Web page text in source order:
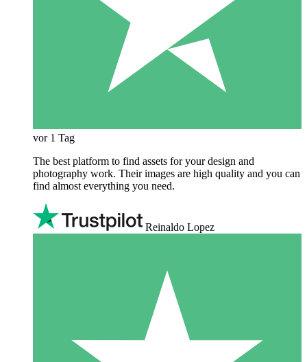
vor 1 Tag
The best platform to find assets for your design and
photography work. Their images are high quality and you can
find almost everything you need.
Reinaldo Lopez